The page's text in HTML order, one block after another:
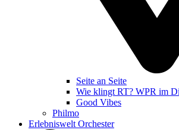
Seite an Seite
Wie klingt RT? WPR im
Good Vibes
Philmo
Erlebniswelt Orchester